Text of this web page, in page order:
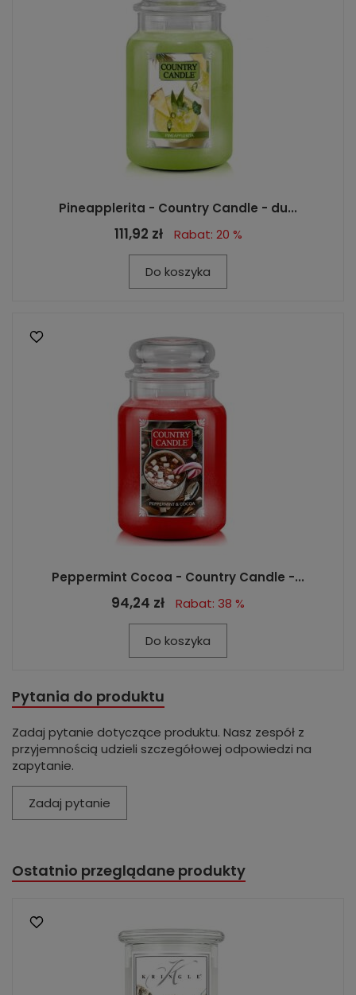
Pineapplerita - Country Candle - du...
111,92 zł Rabat: 20 %
Do koszyka
Peppermint Cocoa - Country Candle -...
94,24 zł Rabat: 38 %
Do koszyka
Pytania do produktu
Zadaj pytanie dotyczące produktu. Nasz zespół z
przyjemnością udzieli szczegółowej odpowiedzi na
zapytanie.
Zadaj pytanie
Ostatnio przeglądane produkty